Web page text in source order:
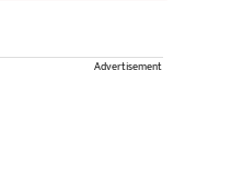
Advertisement